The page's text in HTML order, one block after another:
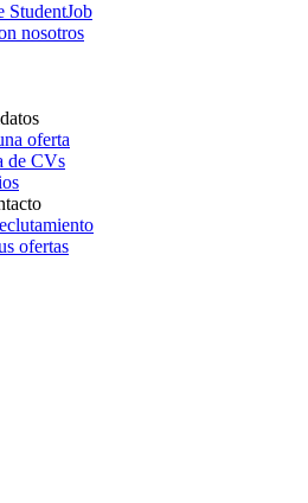
StudentJob
nosotros
oferta
de CVs
ofertas